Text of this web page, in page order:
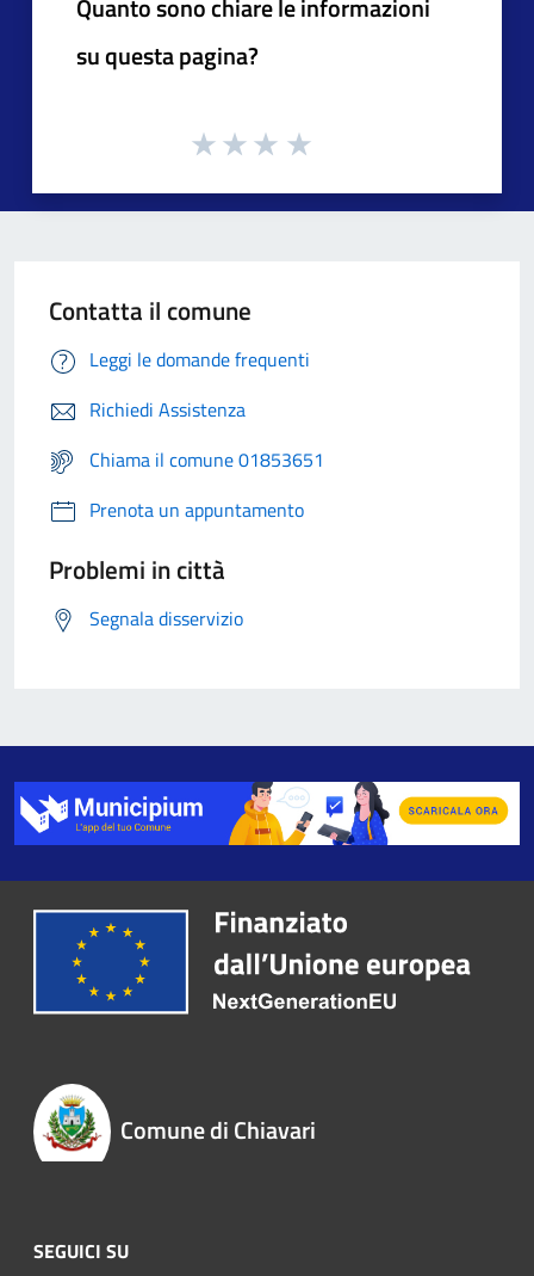
Quanto sono chiare le informazioni
su questa pagina?
Contatta il comune
Leggi le domande frequenti
Richiedi Assistenza
Chiama il comune 01853651
Prenota un appuntamento
Problemi in città
Segnala disservizio
Comune di Chiavari
SEGUICI SU